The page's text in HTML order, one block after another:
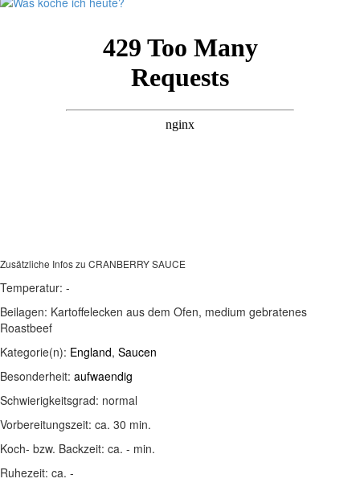
Zusätzliche Infos zu CRANBERRY SAUCE
Temperatur: -
Beilagen: Kartoffelecken aus dem Ofen, medium gebratenes
Roastbeef
Kategorie(n): England, Saucen
Besonderheit: aufwaendig
Schwierigkeitsgrad: normal
Vorbereitungszeit: ca. 30 min.
Koch- bzw. Backzeit: ca. - min.
Ruhezeit: ca. -